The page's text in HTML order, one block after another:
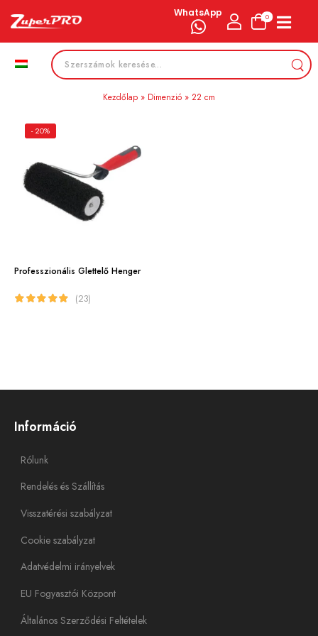
WhatsApp 0
Kezdőlap » Dimenzió » 22 cm
- 20%
Professzionális Glettelő Henger
(23)
Információ
Rólunk
Rendelés és Szállítás
Visszatérési szabályzat
Cookie szabályzat
Adatvédelmi irányelvek
EU Fogyasztói Központ
Általános Szerződési Feltételek